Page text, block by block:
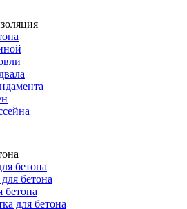
бетона
бетона
бетона
для бетона